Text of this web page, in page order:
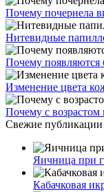
Почему почернела
Нитевидные
Почему появляются
Изменение цвета
Почему с возрастом
Свежие публикации
Яичница при
Кабачковая